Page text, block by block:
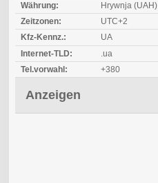
Währung:
Hrywnja (UAH)
Zeitzonen:
UTC+2
Kfz-Kennz.:
UA
Internet-TLD:
.ua
Tel.vorwahl:
+380
Anzeigen